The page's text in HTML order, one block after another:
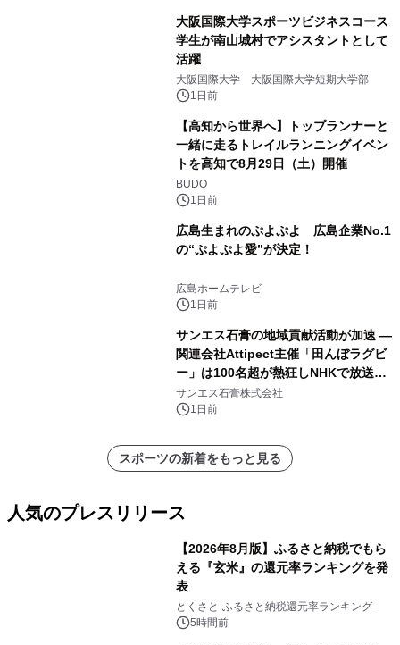
大阪国際大学スポーツビジネスコース
学生が南山城村でアシスタントとして
活躍
大阪国際大学 大阪国際大学短期大学部
1日前
【高知から世界へ】トップランナーと
一緒に走るトレイルランニングイベン
トを高知で8月29日（土）開催
BUDO
1日前
広島生まれのぷよぷよ 広島企業No.1
の“ぷよぷよ愛”が決定！
広島ホームテレビ
1日前
サンエス石膏の地域貢献活動が加速 ―
関連会社Attipect主催「田んぼラグビ
ー」は100名超が熱狂しNHKで放送さ
れました。
サンエス石膏株式会社
1日前
スポーツの新着をもっと見る
人気のプレスリリース
【2026年8月版】ふるさと納税でもら
える『玄米』の還元率ランキングを発
表
とくさと-ふるさと納税還元率ランキング-
5時間前